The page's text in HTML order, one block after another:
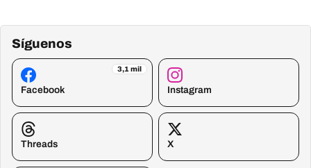
Síguenos
3,1 mil
Facebook Instagram
Threads X